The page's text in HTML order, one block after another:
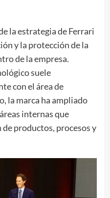
la estrategia de Ferrari
y la protección de la
de la empresa.
suele
con el área de
la marca ha ampliado
internas que
productos, procesos y